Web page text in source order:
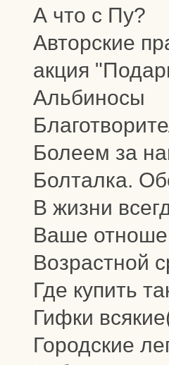
А что с Пу?
Авторские
акция
Альбиносы
Болеем за
Болталка.
В жизни
Ваше
Возрастной
Где купить
Гифки
Городские